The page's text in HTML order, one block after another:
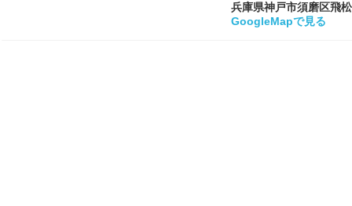
兵庫県神戸市須磨区飛
GoogleMapで見る